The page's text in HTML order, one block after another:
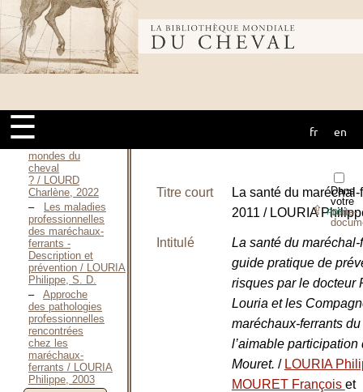
Bibliothèque
mondiale du
cheval
☰ fr en
Annie, 1985
Passionnés du
cheval / LORENZO
Annie, [1986]
Annie, [1986]
mondes du
cheval
? / LOURD
Charlène, 2022
Les maladies
professionnelles
des maréchaux-
ferrants -
Description et
prévention / LOURIA
Philippe, S. D.
Approche
des pathologies
professionnelles
rencontrées
chez les
maréchaux-
ferrants / LOURIA
Philippe, 2003
Dans
votre
porte-
⇪PDF
Titre court
La santé du
2011 / LOURIA
Intitulé
La santé du maréchal-
guide pratique de
risques par le docteur
Louria et les
maréchaux-ferrants
l’aimable participation
Mouret. / LOURIA
MOURET François et